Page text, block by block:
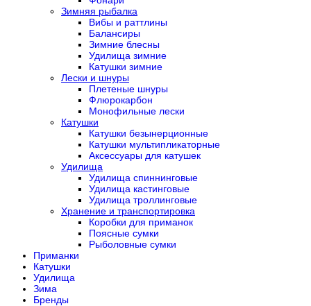
Зимняя рыбалка
Вибы и раттлины
Балансиры
Зимние блесны
Удилища зимние
Катушки зимние
Лески и шнуры
Плетеные шнуры
Флюрокарбон
Монофильные лески
Катушки
Катушки безынерционные
Катушки мультипликаторные
Аксессуары для катушек
Удилища
Удилища спиннинговые
Удилища кастинговые
Удилища троллинговые
Хранение и транспортировка
Коробки для приманок
Поясные сумки
Рыболовные сумки
Приманки
Катушки
Удилища
Зима
Бренды